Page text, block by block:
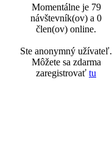
Momentálne je 79
návštevník(ov) a 0
člen(ov) online.
Ste anonymný užívateľ.
Môžete sa zdarma
zaregistrovať tu